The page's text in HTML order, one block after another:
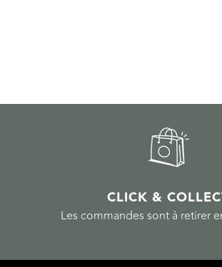
CLICK &
Les commandes sont à retirer